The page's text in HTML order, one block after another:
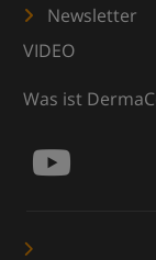
Newsletter
VIDEO
Was ist